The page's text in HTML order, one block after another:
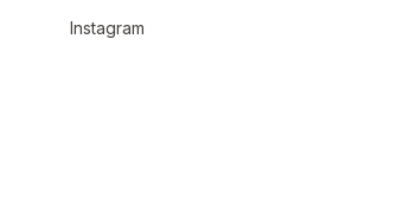
Instagram